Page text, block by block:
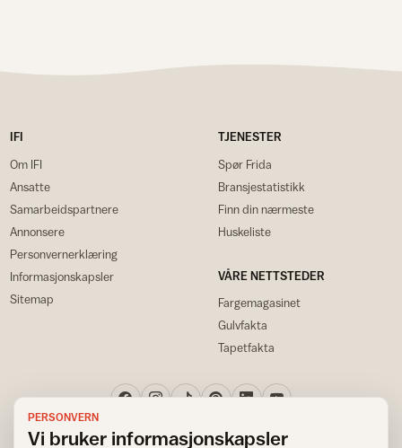
IFI
Om IFI
Ansatte
Samarbeidspartnere
Annonsere
Personvernerklæring
Informasjonskapsler
Sitemap
TJENESTER
Spør Frida
Bransjestatistikk
Finn din nærmeste
Huskeliste
VÅRE NETTSTEDER
Fargemagasinet
Gulvfakta
Tapetfakta
PERSONVERN
Vi bruker informasjonskapsler